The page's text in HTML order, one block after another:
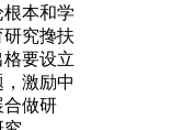
本和学
究搀扶
要设立
激励中
合做研